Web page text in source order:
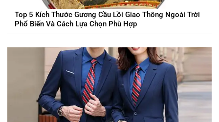
Top 5 Kích Thước Gương Cầu Lồi Giao Thông Ngoài Trời
Phổ Biến Và Cách Lựa Chọn Phù Hợp